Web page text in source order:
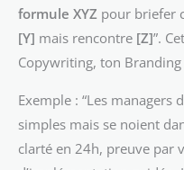
formule XYZ pour briefer
[Y] mais rencontre [Z]”.
Copywriting, ton
Exemple : “Les managers
simples mais se noient
clarté en 24h, preuve par